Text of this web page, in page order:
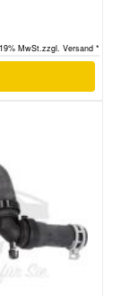
MwSt.zzgl. Versand *